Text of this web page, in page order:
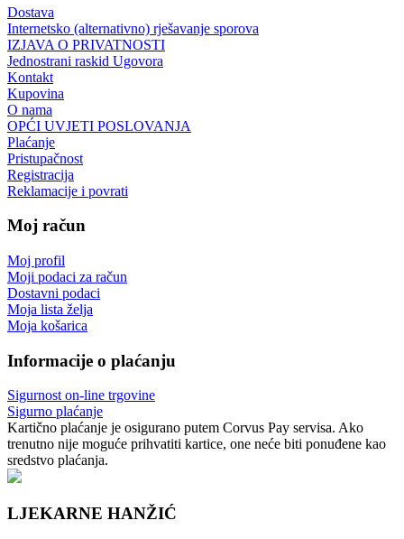
Dostava
Internetsko (alternativno) rješavanje sporova
IZJAVA O PRIVATNOSTI
Jednostrani raskid Ugovora
Kontakt
Kupovina
O nama
OPĆI UVJETI POSLOVANJA
Plaćanje
Pristupačnost
Registracija
Reklamacije i povrati
Moj račun
Moj profil
Moji podaci za račun
Dostavni podaci
Moja lista želja
Moja košarica
Informacije o plaćanju
Sigurnost on-line trgovine
Sigurno plaćanje
Kartično plaćanje je osigurano putem Corvus Pay servisa. Ako
trenutno nije moguće prihvatiti kartice, one neće biti ponuđene kao
sredstvo plaćanja.
LJEKARNE HANŽIĆ